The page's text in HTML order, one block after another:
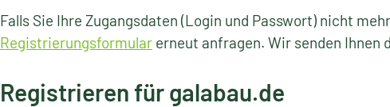
Falls Sie Ihre Zugangsdaten (Login und Passwort) nicht
Registrierungsformular erneut anfragen. Wir senden Ihnen
Registrieren für galabau.de